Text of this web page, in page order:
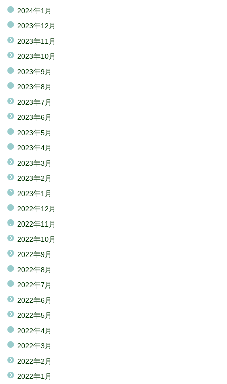
2024年1月
2023年12月
2023年11月
2023年10月
2023年9月
2023年8月
2023年7月
2023年6月
2023年5月
2023年4月
2023年3月
2023年2月
2023年1月
2022年12月
2022年11月
2022年10月
2022年9月
2022年8月
2022年7月
2022年6月
2022年5月
2022年4月
2022年3月
2022年2月
2022年1月